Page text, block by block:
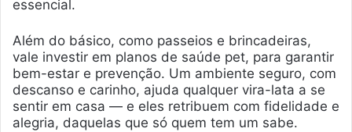
essencial.
Além do básico, como passeios e brincadeiras,
vale investir em planos de saúde pet, para garantir
bem-estar e prevenção. Um ambiente seguro, com
descanso e carinho, ajuda qualquer vira-lata a se
sentir em casa — e eles retribuem com fidelidade e
alegria, daquelas que só quem tem um sabe.